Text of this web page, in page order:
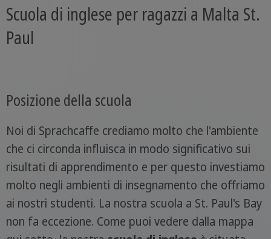
Scuola di inglese per ragazzi a Malta St.
Paul
Posizione della scuola
Noi di Sprachcaffe crediamo molto che l'ambiente
che ci circonda influisca in modo significativo sui
risultati di apprendimento e per questo investiamo
molto negli ambienti di insegnamento che offriamo
ai nostri studenti. La nostra scuola a St. Paul's Bay
non fa eccezione. Come puoi vedere dalla mappa